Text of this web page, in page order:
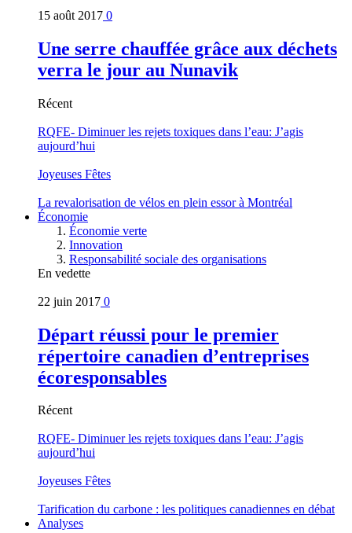
15 août 2017 0
Une serre chauffée grâce aux déchets
verra le jour au Nunavik
Récent
RQFE- Diminuer les rejets toxiques dans l’eau: J’agis
aujourd’hui
Joyeuses Fêtes
La revalorisation de vélos en plein essor à Montréal
Économie
Économie verte
Innovation
Responsabilité sociale des organisations
En vedette
22 juin 2017 0
Départ réussi pour le premier
répertoire canadien d’entreprises
écoresponsables
Récent
RQFE- Diminuer les rejets toxiques dans l’eau: J’agis
aujourd’hui
Joyeuses Fêtes
Tarification du carbone : les politiques canadiennes en débat
Analyses